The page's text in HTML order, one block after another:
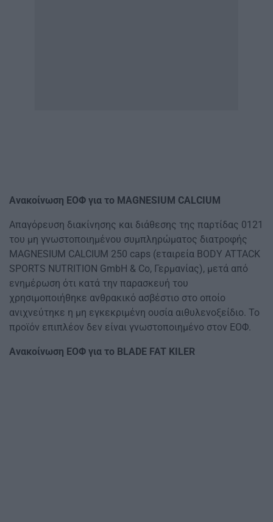
Ανακοίνωση ΕΟΦ για το MAGNESIUM CALCIUM
Απαγόρευση διακίνησης και διάθεσης της παρτίδας 0121
του μη γνωστοποιημένου συμπληρώματος διατροφής
MAGNESIUM CALCIUM 250 caps (εταιρεία BODY ATTACK
SPORTS NUTRITION GmbH & Co, Γερμανίας), μετά από
ενημέρωση ότι κατά την παρασκευή του
χρησιμοποιήθηκε ανθρακικό ασβέστιο στο οποίο
ανιχνεύτηκε η μη εγκεκριμένη ουσία αιθυλενοξείδιο. Το
προϊόν επιπλέον δεν είναι γνωστοποιημένο στον ΕΟΦ.
Ανακοίνωση ΕΟΦ για το BLADE FAT KILER